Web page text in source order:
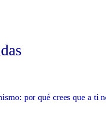
por qué crees que a ti